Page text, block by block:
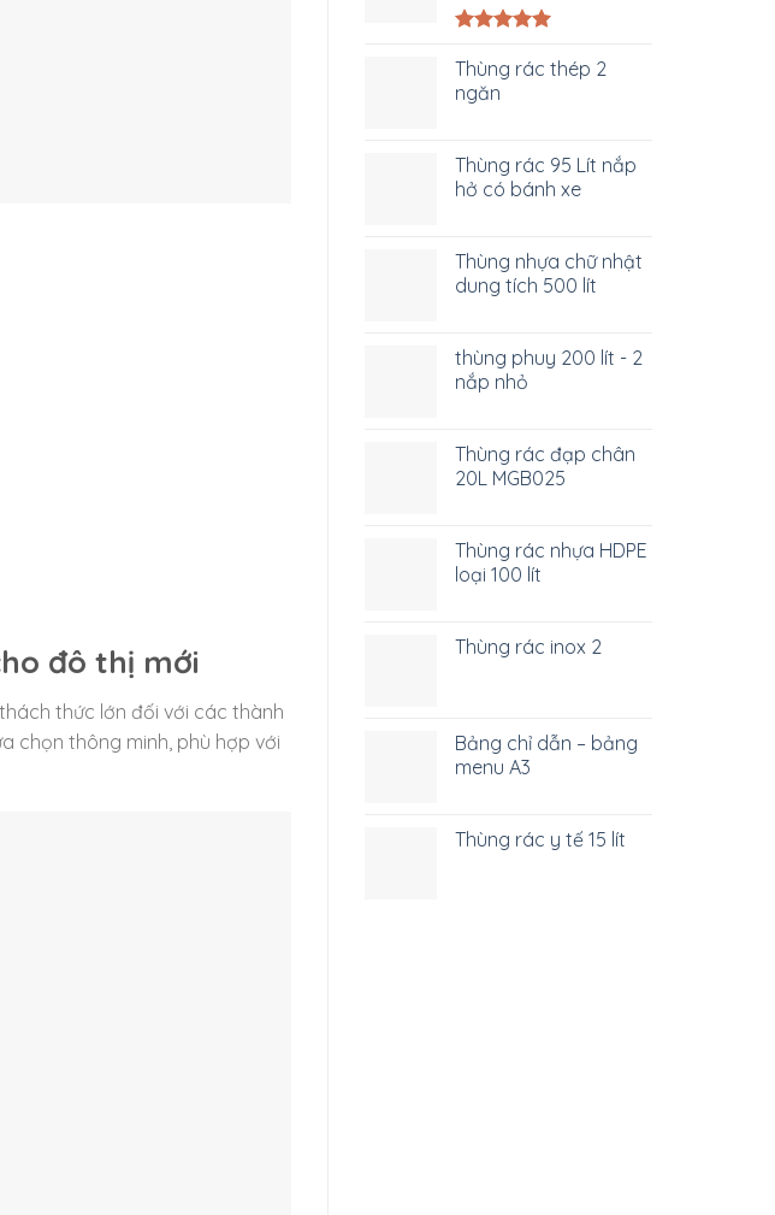
đô thị mới
thức lớn đối với các thành
chọn thông minh, phù hợp với
hạng5.00
5 sao
Thùng rác thép 2
ngăn
Thùng rác 95 Lít nắp
hở có bánh xe
Thùng nhựa chữ nhật
dung tích 500 lít
thùng phuy 200 lít - 2
nắp nhỏ
Thùng rác đạp chân
20L MGB025
Thùng rác nhựa HDPE
loại 100 lít
Thùng rác inox 2
Bảng chỉ dẫn – bảng
menu A3
Thùng rác y tế 15 lít